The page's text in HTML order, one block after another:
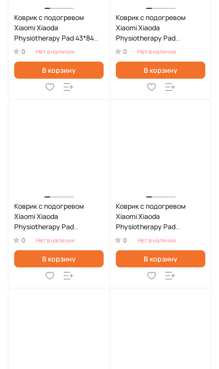
Коврик с подогревом
Xiaomi Xiaoda
Physiotherapy Pad 43*84
cm (XD-FRD4384-01)
0 Нет в наличии
В корзину
Коврик с подогревом
Xiaomi Xiaoda
Physiotherapy Pad
30*42cm (XD-FRD3042-01)
0 Нет в наличии
В корзину
Коврик с подогревом
Xiaomi Xiaoda
Physiotherapy Pad
30*60cm (XD-FRD3060-
0 Нет в наличии
В корзину
Коврик с подогревом
Xiaomi Xiaoda
Physiotherapy Pad
30*60cm (XD-FRD3060-01)
0 Нет в наличии
В корзину